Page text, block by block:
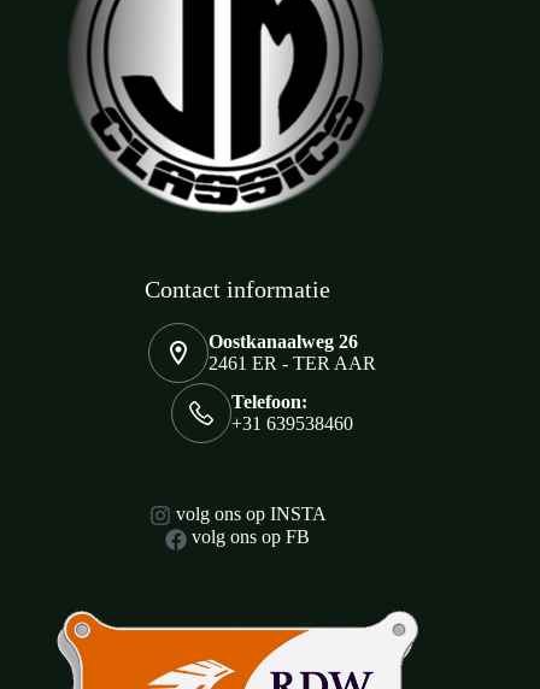
Contact informatie
Oostkanaalweg 26
2461 ER - TER AAR
Telefoon:
+31 639538460
volg ons op INSTA
volg ons op FB